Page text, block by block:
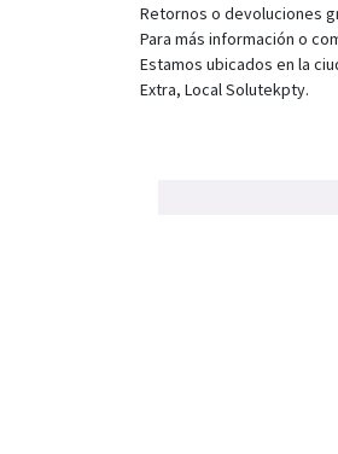
Retornos o devoluciones
Para más información o
Estamos ubicados en la
Extra, Local Solutekpty.